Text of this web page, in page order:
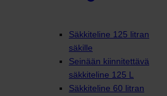
Säkkiteline 125 litran
säkille
Seinään kiinnitettävä
säkkiteline 125 L
Säkkiteline 60 litran